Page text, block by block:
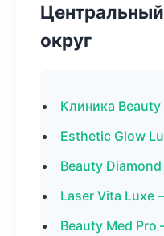
округ
Клиника
Esthetic Glow
Beauty
Laser Vita Luxe
Beauty Med Pro